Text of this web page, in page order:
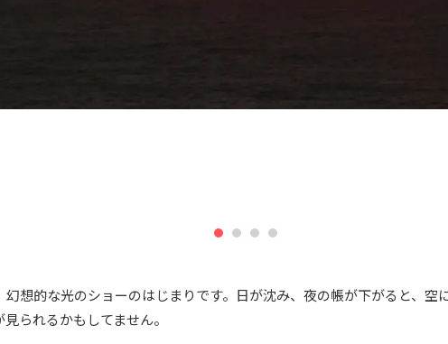
想的な光のショーのはじまりです。日が沈み、夜の帳が下がると、
られるかもしてません。